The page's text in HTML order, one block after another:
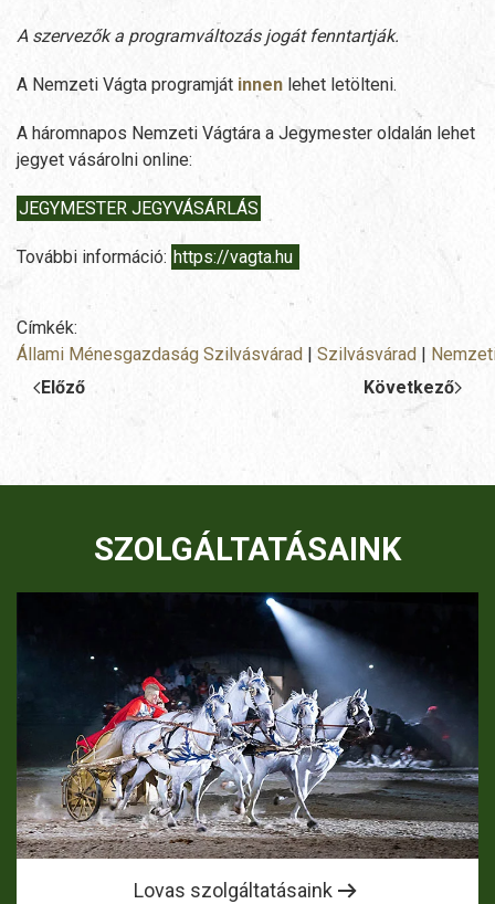
A szervezők a programváltozás jogát fenntartják.
A Nemzeti Vágta programját innen lehet letölteni.
A háromnapos Nemzeti Vágtára a Jegymester oldalán lehet
jegyet vásárolni online:
JEGYMESTER JEGYVÁSÁRLÁS
További információ: https://vagta.hu
Címkék:
Állami Ménesgazdaság Szilvásvárad | Szilvásvárad |
Előző
Következő
SZOLGÁLTATÁSAINK
Lovas szolgáltatásaink